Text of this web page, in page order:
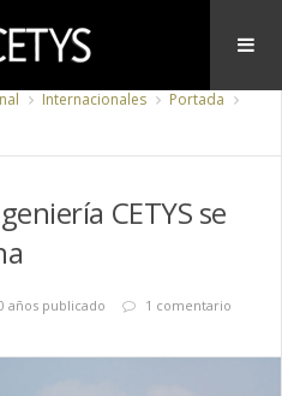
Internacionales
Portada
CETYS se
años publicado 1 comentario